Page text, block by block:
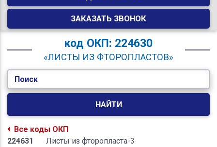
ЗАКАЗАТЬ ЗВОНОК
код ОКП: 224630
«ЛИСТЫ ИЗ ФТОРОПЛАСТОВ»
Поиск
НАЙТИ
Все коды ОКП
224631
Листы из фторопласта-3